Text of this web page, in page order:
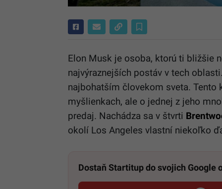
Elon Musk je osoba, ktorú ti bližšie
najvýraznejších postáv v tech
najbohatším človekom sveta. Tento
myšlienkach, ale o jednej z jeho
predaj. Nachádza sa v štvrti
okolí Los Angeles vlastní niekoľko
Dostaň Startitup do svojich Google